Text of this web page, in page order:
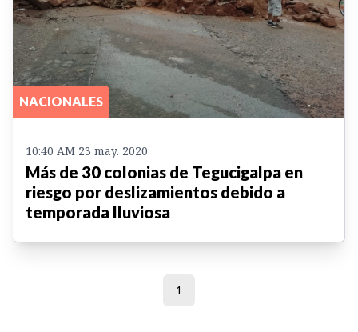
NACIONALES
10:40 AM 23 may. 2020
Más de 30 colonias de Tegucigalpa en
riesgo por deslizamientos debido a
temporada lluviosa
1